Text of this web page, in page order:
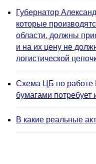
Губернатор
которые
области, должны
и на их цену не
логистической
Схема ЦБ по
бумагами потребует
В какие реальные